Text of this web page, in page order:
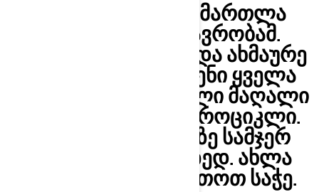
ᲡᲐᲓᲐᲪ ᲨᲔᲘᲫᲚᲔᲑᲐ ᲛᲐᲠᲗᲚᲐ
ᲬᲐᲒᲘᲧᲕᲐᲜᲝᲡ ᲛᲒᲖᲐᲕᲠᲝᲑᲐᲛ.
ᲨᲔᲘᲡᲬᲐᲕᲚᲔ, ᲐᲢᲐᲠᲔ ᲓᲐ ᲐᲮᲛᲐᲣᲠᲔ
ᲒᲐᲣᲕᲐᲚ ᲒᲖᲔᲑᲖᲔ ᲩᲕᲔᲜᲘ ᲧᲕᲔᲚᲐ
ᲛᲘᲖᲜᲘᲡᲗᲕᲘᲡ ᲨᲔᲥᲛᲜᲘᲚᲘ ᲛᲐᲦᲐᲚᲘ
ᲒᲐᲛᲐᲕᲚᲝᲑᲘᲡ ᲙᲕᲐᲓᲠᲝᲪᲘᲙᲚᲘ.
ᲓᲐᲙᲐᲠᲘᲡ ᲞᲝᲓᲘᲣᲛᲖᲔ ᲡᲐᲛᲯᲔᲠ
ᲒᲐᲒᲕᲘᲧᲕᲐᲜᲐ ᲖᲔᲓᲘᲖᲔᲓ. ᲐᲮᲚᲐ
ᲗᲥᲕᲔᲜᲘ ᲯᲔᲠᲘᲐ ᲛᲐᲠᲗᲝᲗ ᲡᲐᲭᲔ.